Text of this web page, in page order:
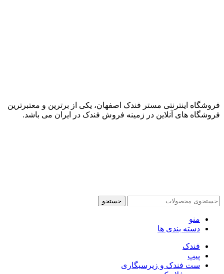
فروشگاه اینترنتی مستر فندک اصفهان، یکی از برترین و معتبرترین
فروشگاه های آنلاین در زمینه فروش فندک در ایران می باشد.
جستجو
منو
دسته بندی ها
فندک
پیپ
ست فندک و زیرسیگاری